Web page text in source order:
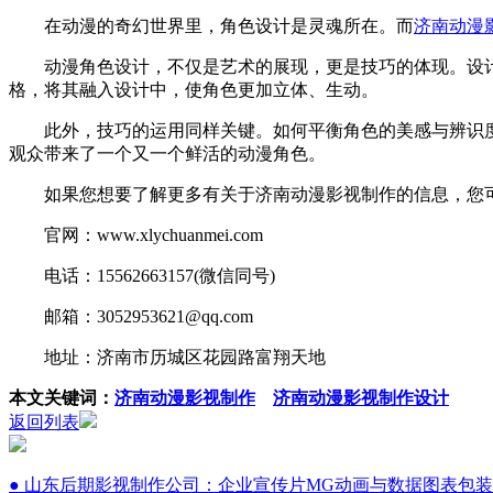
在动漫的奇幻世界里，角色设计是灵魂所在。而济南动漫
动漫角色设计，不仅是艺术的展现，更是技巧的体现。设
格，将其融入设计中，使角色更加立体、生动。
此外，技巧的运用同样关键。如何平衡角色的美感与辨识
观众带来了一个又一个鲜活的动漫角色。
如果您想要了解更多有关于济南动漫影视制作的信息，您
官网：www.xlychuanmei.com
电话：15562663157(微信同号)
邮箱：3052953621@qq.com
地址：济南市历城区花园路富翔天地
本文关键词： 济南动漫影视制作
济南动漫影视制作设计
返回列表
● 山东后期影视制作公司：企业宣传片MG动画与数据图表包装